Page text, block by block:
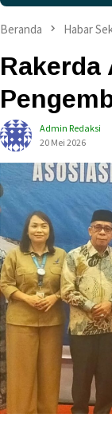
Beranda Habar
Rakerda
Admin Redaksi
20 Mei 2026